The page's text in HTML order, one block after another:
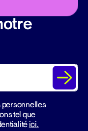
personnelles
tel que
ici.